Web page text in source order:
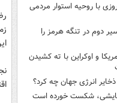
با روحیه استوار مردمی
دوم در تنگه هرمز را
و اوکراین با ته کشیدن
انرژی جهان چه کرد؟
شکست خورده است